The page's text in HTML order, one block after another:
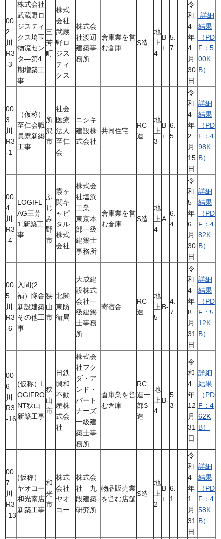
00
2
川
R3
-3
株式会社
武蔵野ロ
ジスティ
クス埼玉
物流セン
タ―第4
期増築工
事
三
芳
町
株式
会社
武蔵
野ロ
ジス
ティ
クス
株式会
社渡辺
建築事
務所
倉庫業を営
む倉庫
S造
地
上
4
B
+
5.
7
令
和
4
年
4
月
30
日
詳細
結果
（PD
F：5
00K
B）
00
3
川
R3
-1
（仮称）
至仁会職
員寮新築
工事
所
沢
市
社会
医療
法人
至仁
会
ニシキ
建設株
式会社
共同住宅
RC
造
地
上
3
B
+
6.
5
令
和
4
年
2
月
15
日
詳細
結果
（PD
F：4
98K
B）
00
4
川
R3
-4
LOGIFL
AG三芳
1.新築工
事
ふ
じ
み
野
市
霞ヶ
関キ
ャピ
タル
株式
会社
株式会
社塩浜
工業
東京本
部一級
建築士
事務所
倉庫業を営
む倉庫
S造
地
上
4
A
6.
4
令
和
5
年
6
月
30
日
詳細
結果
（PD
F：4
82K
B）
00
5
川
R3
-6
入間(2
補）隊舎
新設建築
その他工
事
狭
山
市
北関
東防
衛局
大成建
設株式
会社一
級建築
士事務
所
寄宿舎
RC
造
地
上
5
B-
4.
7
令
和
4
年
8
月
31
日
詳細
結果
（PD
F：5
12K
B）
00
6
川
R3
-16
(仮称）L
OGIFRO
NT狭山
新築工事
狭
山
市
日鉄
興和
不動
産株
式会
社
株式会
社フク
ダ・ア
ンド・
パート
ナーズ
一級建
築士事
務所
倉庫業を営
む倉庫
RC
造一
部S
造
地
上
4
B-
5.
3
令
和
4
年
12
月
31
日
詳細
結果
（PD
F：4
62K
B）
00
7
川
R3
-13
(仮称）
ヤオコー
和光南店
新築工事
和
光
市
株式
会社
ヤオ
コー
株式会
社 九
段建築
研究所
物品販売業
を営む店舗
S造
地
上
2
B
+
6.
1
令
和
4
年
1
月
31
日
詳細
結果
（PD
F：4
58K
B）